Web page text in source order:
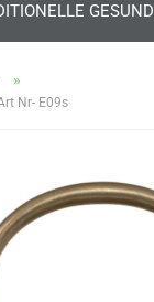
»
Nr- E09s